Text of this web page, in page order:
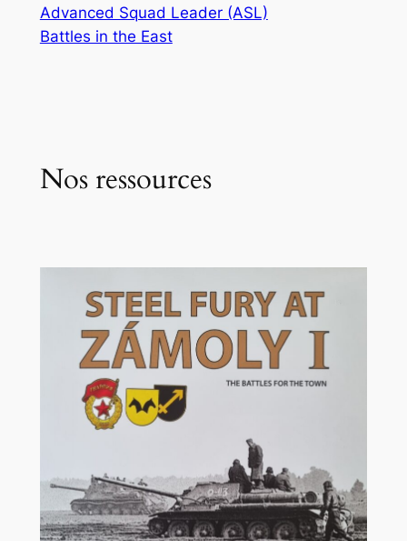
Advanced Squad Leader (ASL)
Battles in the East
Nos ressources